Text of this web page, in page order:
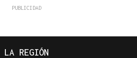
LA REGIÓN